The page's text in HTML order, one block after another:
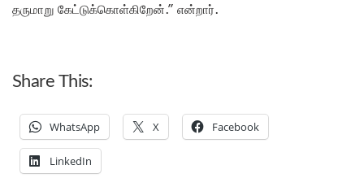
தருமாறு கேட்டுக்கொள்கிறேன்.” என்றார்.
Share This:
WhatsApp X Facebook
LinkedIn